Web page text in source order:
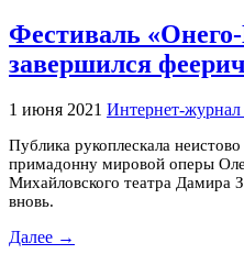
Фестиваль
завершился
1 июня 2021 Интернет-
Публика рукоплескала
примадонну мировой оперы
Михайловского театра Дамира
вновь.
Далее →